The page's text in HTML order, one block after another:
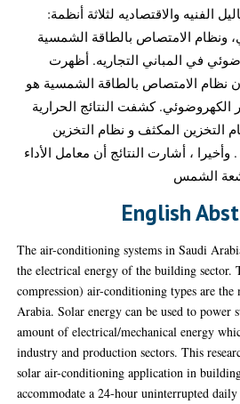
الفنيه والاقتصاديه لثلاثة أنظمة:
ونظام الامتصاص بالطاقة الشمسية
في المباني التجاريه. أظهرت
ان نظام الامتصاص بالطاقة الشمسية هو
كشفت النتائج الحرارية
التخزين المكثف و نظام التخزين
، أشارت النتائج أن معامل الأداء
الشمس
English
The air-conditioning systems in Saudi
the electrical energy of the building sector.
compression) air-conditioning types are the
Arabia. Solar energy can be used to power
amount of electrical/mechanical energy
industry and production sectors. This
solar air-conditioning application in
accommodate a 24-hour uninterrupted